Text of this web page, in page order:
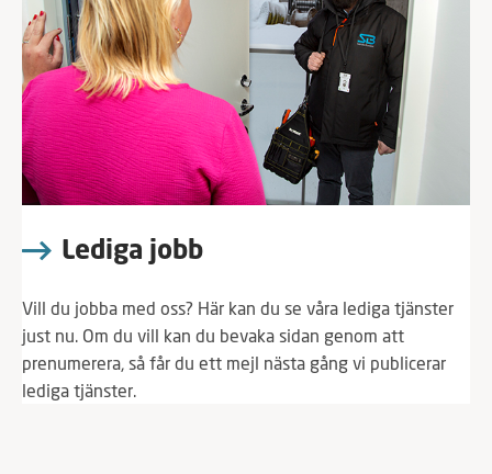
Lediga jobb
Vill du jobba med oss? Här kan du se våra lediga tjänster
just nu. Om du vill kan du bevaka sidan genom att
prenumerera, så får du ett mejl nästa gång vi publicerar
lediga tjänster.